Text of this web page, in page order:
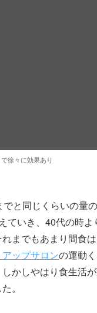
徐々に効果あり
と同じくらいの量
ていき、40代の時
までもあまり間食
ップサロンの運動
かしやはり食生活
。